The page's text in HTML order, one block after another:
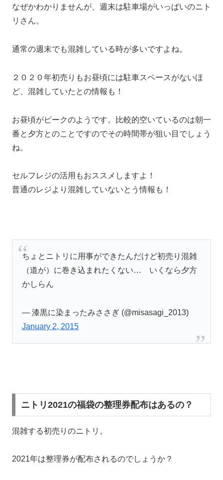
なぜかわかりませんが、週末は駐車場がいっぱいのニト
リさん。
通常の週末でも混雑している時が多いですよね。
２０２０年初売りもお昼頃には駐車スペースがないほ
ど、混雑していたとの情報も！
お昼頃がピークのようです。比較的空いているのは朝一
番と夕方とのことですのでその時間帯が狙い目でしょう
ね。
セルフレジの活用もおススメしますよ！
普通のレジより混雑していないとう情報も！
ちょとニトリに用事ができたんだけど初売り混雑
（道が）に巻き込まれたくない… いくなら夕方
かしらん
— 漆黒に染まったみささぎ (@misasagi_2013)
January 2, 2015
ニトリ2021の福袋の整理券配布はあるの？
混雑する初売りのニトリ。
2021年は整理券が配布されるのでしょうか？